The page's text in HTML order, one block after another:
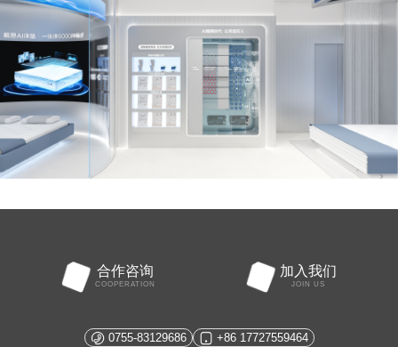
合作咨询
COOPERATION
加入我们
JOIN US
0755-83129686 +86 17727559464